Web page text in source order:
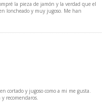
la pieza de jamón y la verdad que el
loncheado y muy jugoso. Me han
cortado y jugoso como a mi me gusta.
recomendaros.